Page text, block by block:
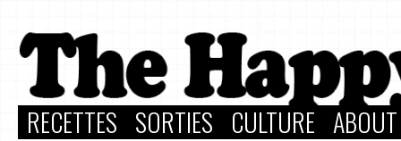
RECETTES SORTIES CULTURE